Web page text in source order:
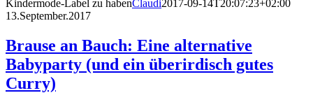
Kindermode-Label zu habenClaudi2017-09-14T20:07:23+02:00
13.September.2017
Brause an Bauch: Eine alternative
Babyparty (und ein überirdisch gutes
Curry)